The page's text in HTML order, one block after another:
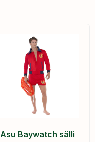
Asu Baywatch sälli